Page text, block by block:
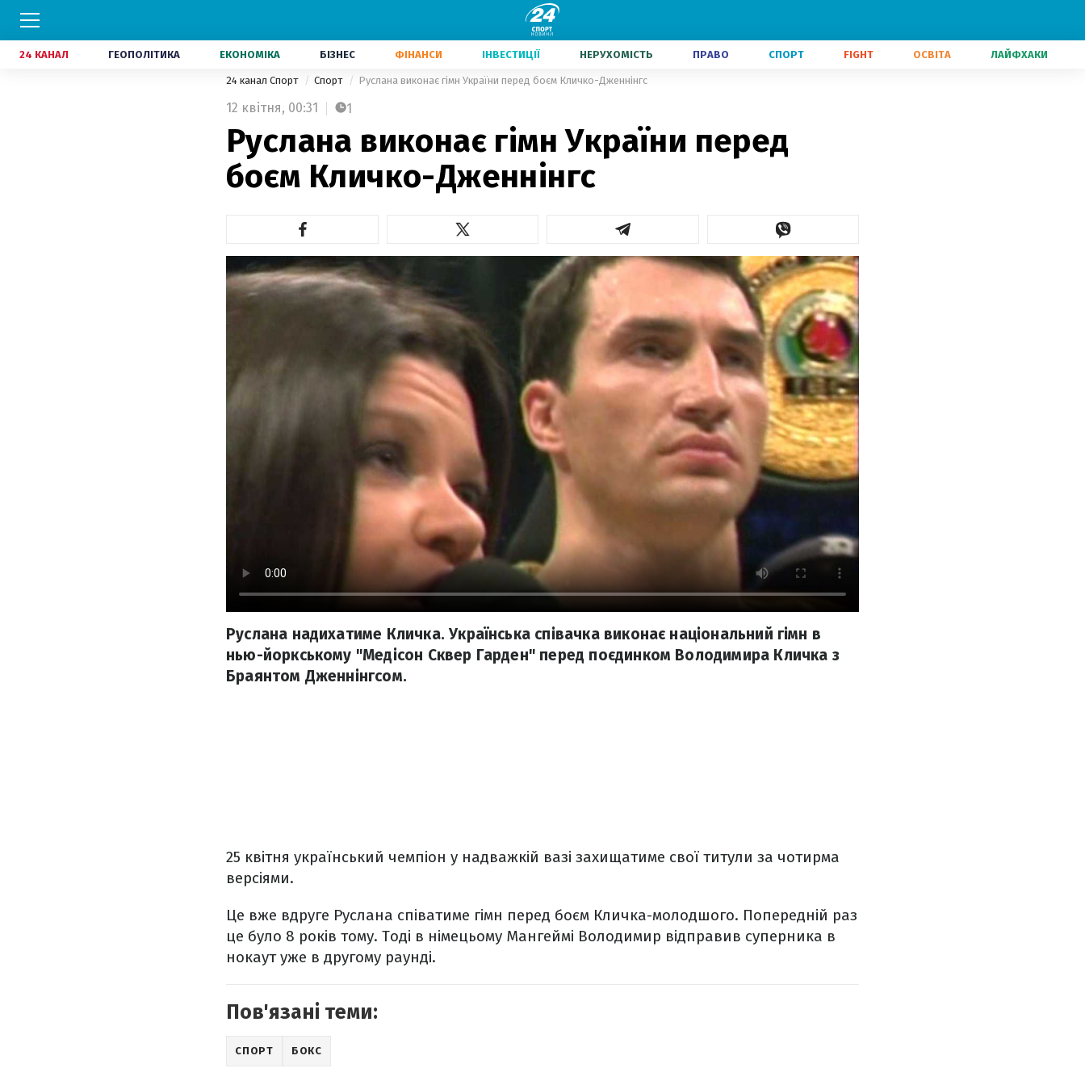
24 КАНАЛ ГЕОПОЛІТИКА ЕКОНОМІКА БІЗНЕС ФІНАНСИ ІНВЕСТИЦІЇ НЕРУХОМІСТЬ ПРАВО СПОРТ FIGHT ОСВІТА ЛАЙФХАКИ
24 канал Спорт Спорт Руслана виконає гімн України перед боєм Кличко-Дженнінгс
12 квітня, 00:31 1
Руслана виконає гімн України перед
боєм Кличко-Дженнінгс
Руслана надихатиме Кличка. Українська співачка виконає національний гімн в
нью-йоркському "Медісон Сквер Гарден" перед поєдинком Володимира Кличка з
Браянтом Дженнінгсом.
25 квітня український чемпіон у надважкій вазі захищатиме свої титули за чотирма
версіями.
Це вже вдруге Руслана співатиме гімн перед боєм Кличка-молодшого. Попередній раз
це було 8 років тому. Тоді в німецьому Мангеймі Володимир відправив суперника в
нокаут уже в другому раунді.
Пов'язані теми:
СПОРТ БОКС